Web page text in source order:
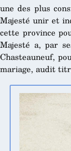
une des plus
Majesté unir et
cette province
Majesté a, par
Chasteauneuf,
mariage, audit